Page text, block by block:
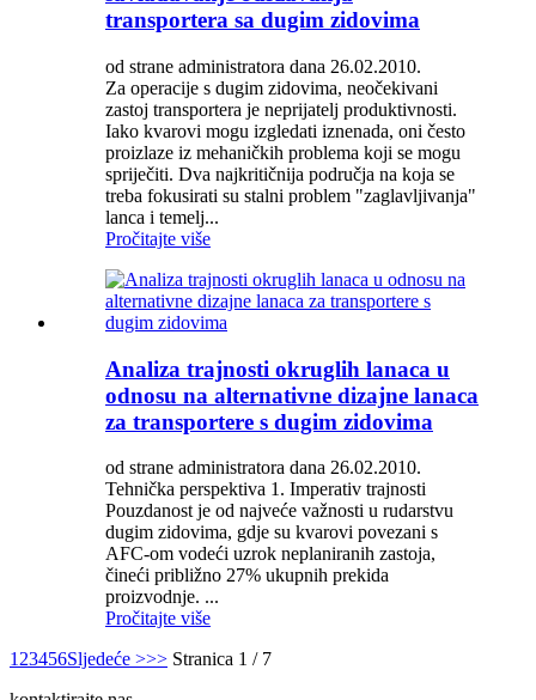
transportera sa dugim zidovima
od strane administratora dana 26.02.2010.
Za operacije s dugim zidovima, neočekivani
zastoj transportera je neprijatelj produktivnosti.
Iako kvarovi mogu izgledati iznenada, oni često
proizlaze iz mehaničkih problema koji se mogu
spriječiti. Dva najkritičnija područja na koja se
treba fokusirati su stalni problem "zaglavljivanja"
lanca i temelj...
Pročitajte više
Analiza trajnosti okruglih lanaca u
odnosu na alternativne dizajne lanaca
za transportere s dugim zidovima
od strane administratora dana 26.02.2010.
Tehnička perspektiva 1. Imperativ trajnosti
Pouzdanost je od najveće važnosti u rudarstvu
dugim zidovima, gdje su kvarovi povezani s
AFC-om vodeći uzrok neplaniranih zastoja,
čineći približno 27% ukupnih prekida
proizvodnje. ...
Pročitajte više
1 23456Sljedeće >>> Stranica 1 / 7